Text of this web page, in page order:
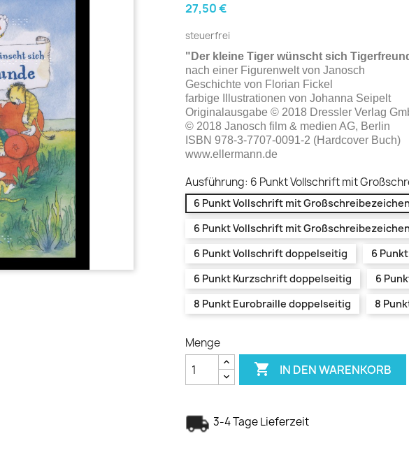
27,50 €
steuerfrei
"Der kleine Tiger wünscht sich
nach einer Figurenwelt von Janosch
Geschichte von Florian Fickel
farbige Illustrationen von Johanna Seipelt
Originalausgabe © 2018 Dressler Verlag
© 2018 Janosch film & medien AG, Berlin
ISBN 978-3-7707-0091-2 (Hardcover Buch)
www.ellermann.de
Ausführung: 6 Punkt Vollschrift mit
6 Punkt Vollschrift mit
6 Punkt Vollschrift mit
6 Punkt Vollschrift doppelseitig
6
6 Punkt Kurzschrift doppelseitig
6
8 Punkt Eurobraille doppelseitig
8
Menge
 IN DEN WARENKORB
3-4 Tage Lieferzeit